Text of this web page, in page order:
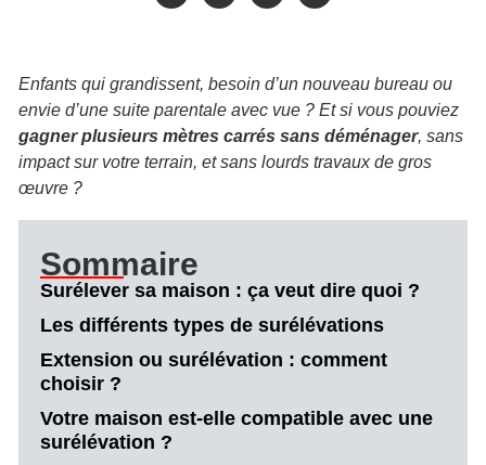
Enfants qui grandissent, besoin d’un nouveau bureau ou
envie d’une suite parentale avec vue ? Et si vous pouviez
gagner plusieurs mètres carrés sans déménager, sans
impact sur votre terrain, et sans lourds travaux de gros
œuvre ?
Sommaire
Surélever sa maison : ça veut dire quoi ?
Les différents types de surélévations
Extension ou surélévation : comment
choisir ?
Votre maison est-elle compatible avec une
surélévation ?